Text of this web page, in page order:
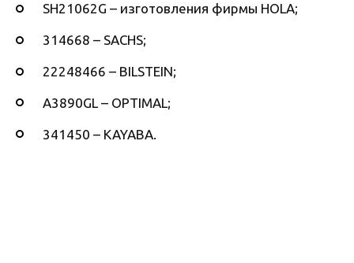
SH21062G – изготовления фирмы HOLA;
314668 – SACHS;
22248466 – BILSTEIN;
A3890GL – OPTIMAL;
341450 – KAYABA.